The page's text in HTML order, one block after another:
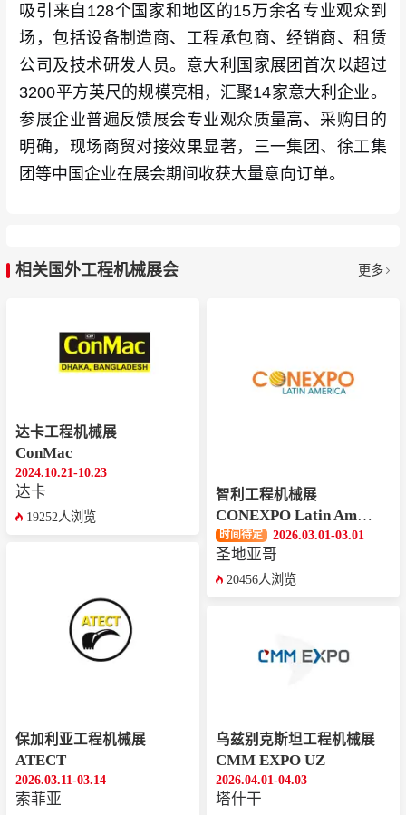
吸引来自128个国家和地区的15万余名专业观众到
场，包括设备制造商、工程承包商、经销商、租赁
公司及技术研发人员。意大利国家展团首次以超过
3200平方英尺的规模亮相，汇聚14家意大利企业。
参展企业普遍反馈展会专业观众质量高、采购目的
明确，现场商贸对接效果显著，三一集团、徐工集
团等中国企业在展会期间收获大量意向订单。
相关国外工程机械展会 更多
达卡工程机械展
ConMac
2024.10.21-10.23
达卡
19252人浏览
保加利亚工程机械展
ATECT
2026.03.11-03.14
索菲亚
智利工程机械展
CONEXPO Latin America
时间待定 2026.03.01-03.01
圣地亚哥
20456人浏览
乌兹别克斯坦工程机械展
CMM EXPO UZ
2026.04.01-04.03
‌‌塔什干